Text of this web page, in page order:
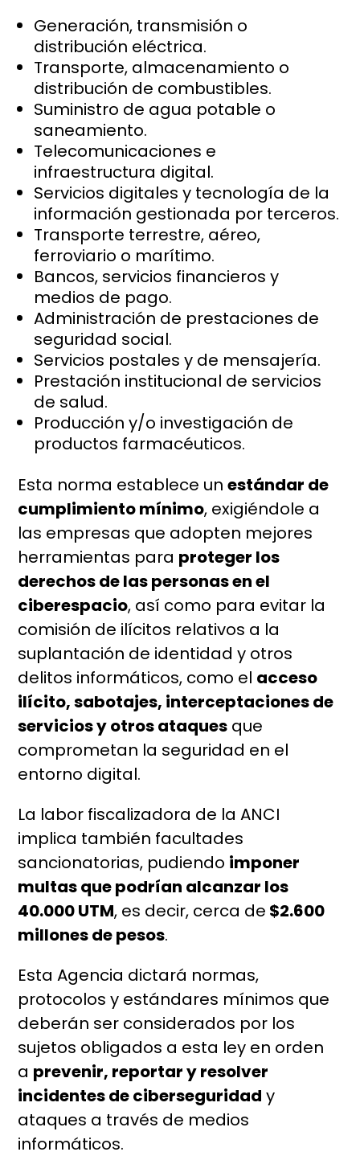
Generación, transmisión o
distribución eléctrica.
Transporte, almacenamiento o
distribución de combustibles.
Suministro de agua potable o
saneamiento.
Telecomunicaciones e
infraestructura digital.
Servicios digitales y tecnología de la
información gestionada por terceros.
Transporte terrestre, aéreo,
ferroviario o marítimo.
Bancos, servicios financieros y
medios de pago.
Administración de prestaciones de
seguridad social.
Servicios postales y de mensajería.
Prestación institucional de servicios
de salud.
Producción y/o investigación de
productos farmacéuticos.
Esta norma establece unestándar de
cumplimiento mínimo, exigiéndole a
las empresas que adopten mejores
herramientas para proteger los
derechos de las personas en el
ciberespacio, así como para evitar la
comisión de ilícitos relativos a la
suplantación de identidad y otros
delitos informáticos, como el acceso
ilícito, sabotajes, interceptaciones de
servicios y otros ataques que
comprometan la seguridad en el
entorno digital.
La labor fiscalizadora de la ANCI
implica también facultades
sancionatorias, pudiendo imponer
multas que podrían alcanzar los
40.000 UTM, es decir, cerca de $2.600
millones de pesos.
Esta Agencia dictará normas,
protocolos y estándares mínimos que
deberán ser considerados por los
sujetos obligados a esta ley en orden
a prevenir, reportar y resolver
incidentes de ciberseguridad y
ataques a través de medios
informáticos.